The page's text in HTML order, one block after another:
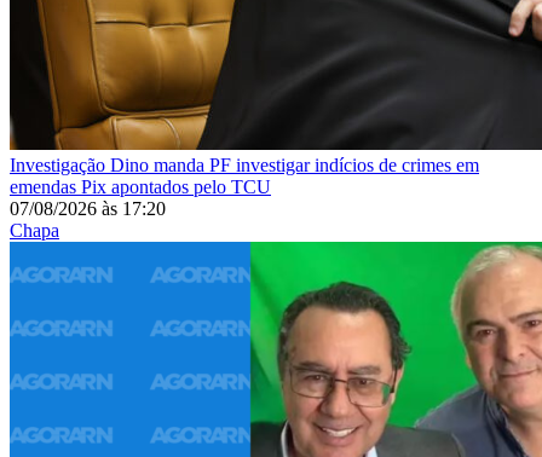
Investigação Dino manda PF investigar indícios de crimes em
emendas Pix apontados pelo TCU
07/08/2026 às 17:20
Chapa